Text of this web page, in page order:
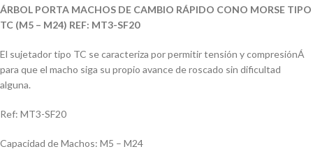
ÁRBOL PORTA MACHOS DE CAMBIO RÁPIDO CONO MORSE TIPO
TC (M5 – M24) REF: MT3-SF20
El sujetador tipo TC se caracteriza por permitir tensión y compresiónÁ
para que el macho siga su propio avance de roscado sin dificultad
alguna.
Ref: MT3-SF20
Capacidad de Machos: M5 – M24